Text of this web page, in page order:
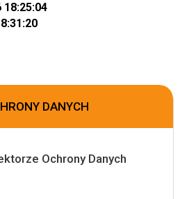
18:25:04
DANYCH
Ochrony Danych